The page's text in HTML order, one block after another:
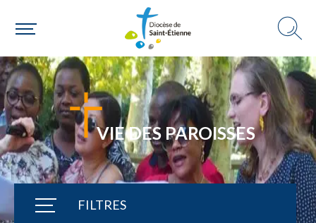
VIE DES PAROISSES
FILTRES